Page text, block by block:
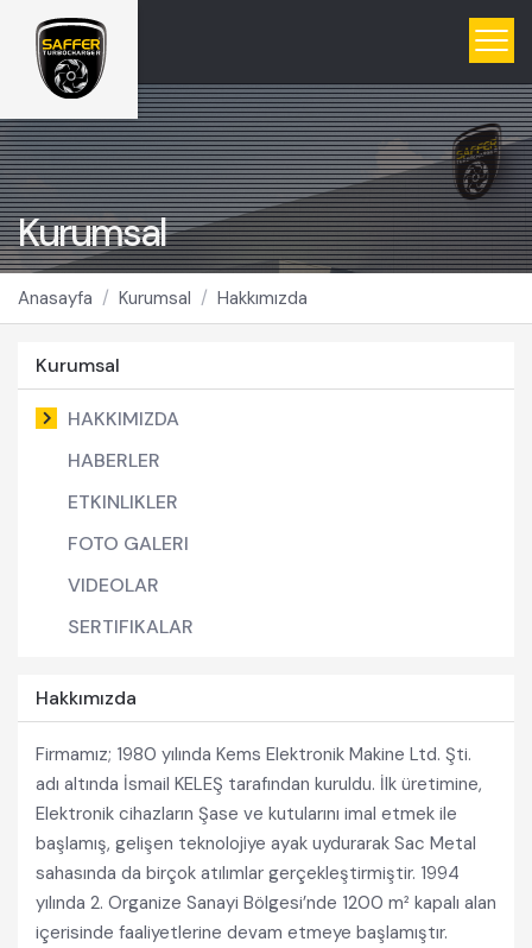
Kurumsal
Anasayfa Kurumsal Hakkımızda
Kurumsal
HAKKIMIZDA
HABERLER
ETKINLIKLER
FOTO GALERI
VIDEOLAR
SERTIFIKALAR
Hakkımızda
Firmamız; 1980 yılında Kems Elektronik Makine Ltd. Şti.
adı altında İsmail KELEŞ tarafından kuruldu. İlk üretimine,
Elektronik cihazların Şase ve kutularını imal etmek ile
başlamış, gelişen teknolojiye ayak uydurarak Sac Metal
sahasında da birçok atılımlar gerçekleştirmiştir. 1994
yılında 2. Organize Sanayi Bölgesi’nde 1200 m² kapalı alan
içerisinde faaliyetlerine devam etmeye başlamıştır.